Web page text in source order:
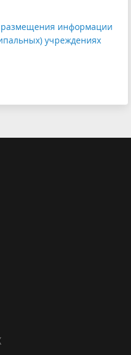
информации
учреждениях